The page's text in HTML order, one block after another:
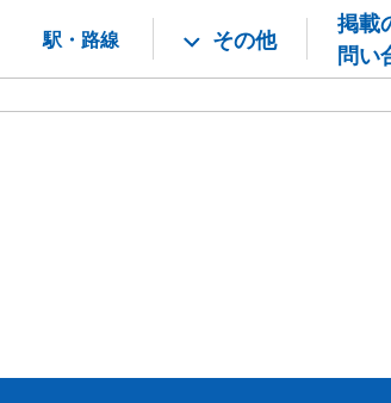
駅・路線 その他
掲載
問い